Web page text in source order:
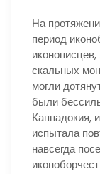
На
период
скальных
могли
были
Каппадокия,
испытала
навсегда